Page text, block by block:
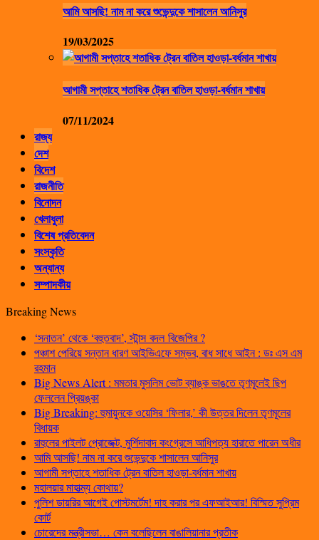
আমি আসছি! নাম না করে শুভেন্দুকে শাসালেন আনিসুর
19/03/2025
আগামী সপ্তাহে শতাধিক ট্রেন বাতিল হাওড়া-বর্ধমান শাখায়
07/11/2024
রাজ্য
দেশ
বিদেশ
রাজনীতি
বিনোদন
খেলাধুলা
বিশেষ প্রতিবেদন
সংস্কৃতি
অন্যান্য
সম্পাদকীয়
Breaking News
‘সনাতন’ থেকে ‘বহুতবাদ’, স্টান্স বদল বিজেপির ?
পঞ্চাশ পেরিয়ে সন্তান ধারণ আইভিএফে সম্ভব, বাধ সাধে আইন : ডঃ এস এম
রহমান
Big News Alert : মমতার মুসলিম ভোট ব্যাঙ্ক ভাঙতে তৃণমূলেই ছিপ
ফেললেন প্রিয়ঙ্কা
Big Breaking: হুমায়ুনকে ওয়েসির ‘ফিলার,’ কী উত্তর দিলেন তৃণমূলের
বিধায়ক
রাহুলের পাইলট প্রোজেক্ট, মুর্শিদাবাদ কংগ্রেসে আধিপত্য হারাতে পারেন অধীর
আমি আসছি! নাম না করে শুভেন্দুকে শাসালেন আনিসুর
আগামী সপ্তাহে শতাধিক ট্রেন বাতিল হাওড়া-বর্ধমান শাখায়
মহালয়ার মাহাত্ম্য কোথায়?
পুলিশ ডায়রির আগেই পোস্টমর্টেম! দাহ করার পর এফআইআর! বিস্মিত সুপ্রিম
কোর্ট
চোরেদের মন্ত্রীসভা… কেন বলেছিলেন বাঙালিয়ানার প্রতীক